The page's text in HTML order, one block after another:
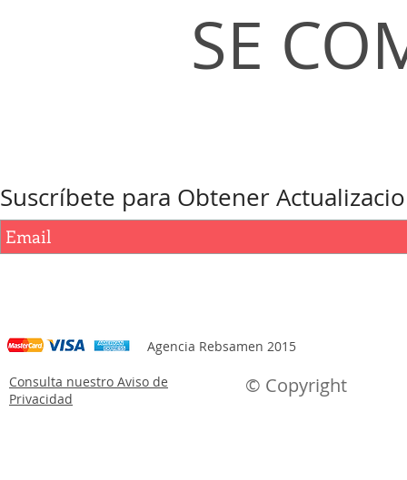
SE
Suscríbete para Obtener
Agencia Rebsamen 2015
Consulta nuestro Aviso de
Privacidad
© Copyright